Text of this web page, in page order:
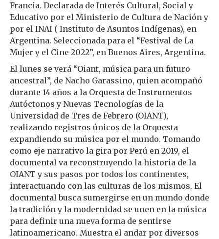
Francia. Declarada de Interés Cultural, Social y
Educativo por el Ministerio de Cultura de Nación y
por el INAI ( Instituto de Asuntos Indígenas), en
Argentina. Seleccionada para el “Festival de La
Mujer y el Cine 2022”, en Buenos Aires, Argentina.
El lunes se verá “Oiant, música para un futuro
ancestral”, de Nacho Garassino, quien acompañó
durante 14 años a la Orquesta de Instrumentos
Autóctonos y Nuevas Tecnologías de la
Universidad de Tres de Febrero (OIANT),
realizando registros únicos de la Orquesta
expandiendo su música por el mundo. Tomando
como eje narrativo la gira por Perú en 2019, el
documental va reconstruyendo la historia de la
OIANT y sus pasos por todos los continentes,
interactuando con las culturas de los mismos. El
documental busca sumergirse en un mundo donde
la tradición y la modernidad se unen en la música
para definir una nueva forma de sentirse
latinoamericano. Muestra el andar por diversos